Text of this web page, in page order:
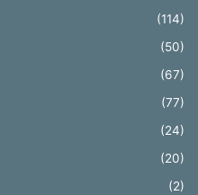
(114)
(50)
(67)
(77)
(24)
(20)
(2)